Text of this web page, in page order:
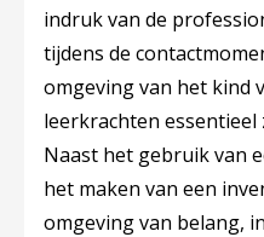
indruk van de
tijdens de
omgeving van het kind
leerkrachten essentieel
Naast het gebruik van
het maken van een
omgeving van belang,